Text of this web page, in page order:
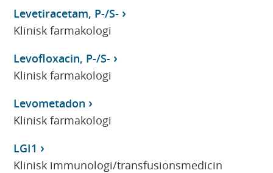
Levetiracetam, P-/S-
Klinisk farmakologi
Levofloxacin, P-/S-
Klinisk farmakologi
Levometadon
Klinisk farmakologi
LGI1
Klinisk immunologi/transfusionsmedicin